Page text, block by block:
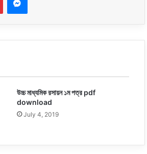
উচ্চ মাধ্যমিক রসায়ন ১ম পত্র pdf
download
July 4, 2019